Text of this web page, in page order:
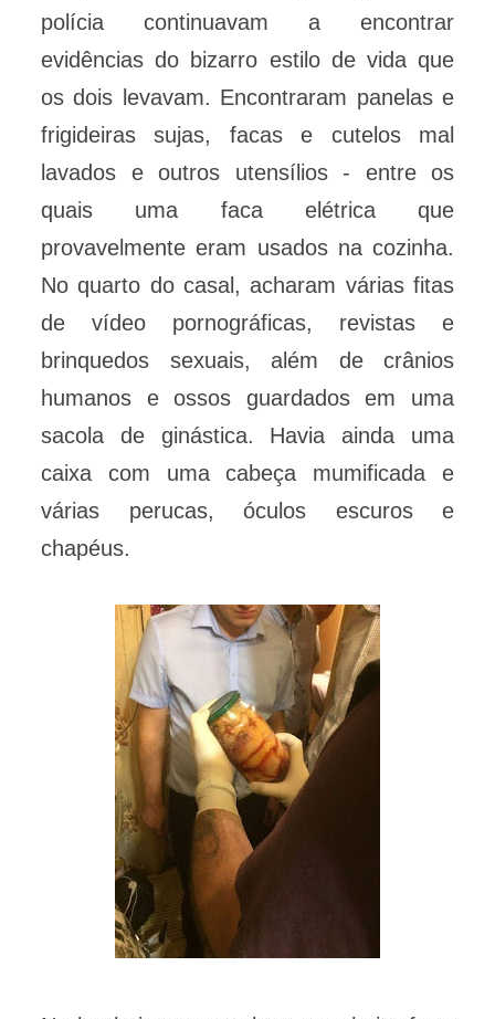
polícia continuavam a encontrar
evidências do bizarro estilo de vida que
os dois levavam. Encontraram panelas e
frigideiras sujas, facas e cutelos mal
lavados e outros utensílios - entre os
quais uma faca elétrica que
provavelmente eram usados na cozinha.
No quarto do casal, acharam várias fitas
de vídeo pornográficas, revistas e
brinquedos sexuais, além de crânios
humanos e ossos guardados em uma
sacola de ginástica. Havia ainda uma
caixa com uma cabeça mumificada e
várias perucas, óculos escuros e
chapéus.